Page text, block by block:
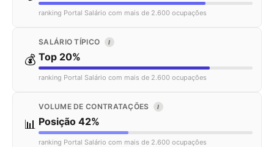
ranking Portal Salário com mais de 2.600 ocupações
💰
SALÁRIO TÍPICO I
Top 20%
ranking Portal Salário com mais de 2.600 ocupações
📊
VOLUME DE CONTRATAÇÕES I
Posição 42%
ranking Portal Salário com mais de 2.600 ocupações